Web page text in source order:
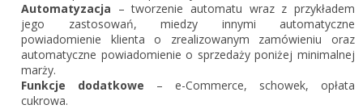
Automatyzacja – tworzenie automatu wraz z przykładem
jego zastosowań, miedzy innymi automatyczne
powiadomienie klienta o zrealizowanym zamówieniu oraz
automatyczne powiadomienie o sprzedaży poniżej minimalnej
marży.
Funkcje dodatkowe – e-Commerce, schowek, opłata
cukrowa.